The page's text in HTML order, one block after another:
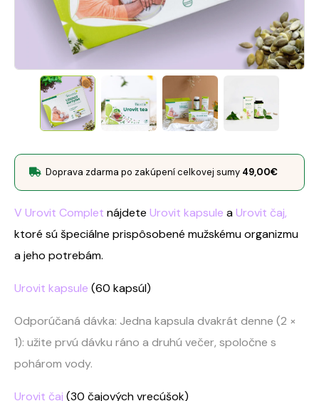
Doprava zdarma po zakúpení celkovej sumy 49,00€
V Urovit Complet nájdete Urovit kapsule aUrovit čaj,
ktoré sú špeciálne prispôsobené mužskému organizmu
a jeho potrebám.
Urovit kapsule (60 kapsúl)
Odporúčaná dávka: Jedna kapsula dvakrát denne (2 ×
1): užite prvú dávku ráno a druhú večer, spoločne s
pohárom vody.
Urovit čaj (30 čajových vrecúšok)